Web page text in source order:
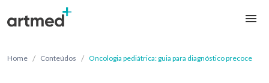
Home / Conteúdos / Oncologia pediátrica: guia para diagnóstico precoce